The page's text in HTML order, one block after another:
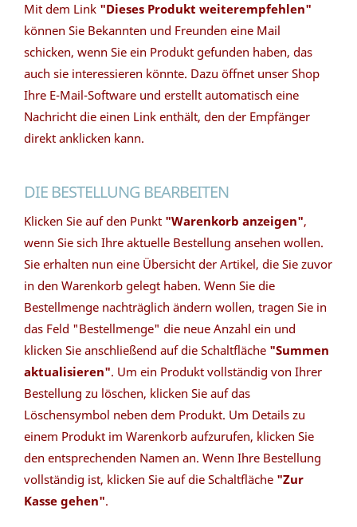
Mit dem Link "Dieses Produkt weiterempfehlen"
können Sie Bekannten und Freunden eine Mail
schicken, wenn Sie ein Produkt gefunden haben, das
auch sie interessieren könnte. Dazu öffnet unser Shop
Ihre E-Mail-Software und erstellt automatisch eine
Nachricht die einen Link enthält, den der Empfänger
direkt anklicken kann.
DIE BESTELLUNG BEARBEITEN
Klicken Sie auf den Punkt "Warenkorb anzeigen",
wenn Sie sich Ihre aktuelle Bestellung ansehen wollen.
Sie erhalten nun eine Übersicht der Artikel, die Sie zuvor
in den Warenkorb gelegt haben. Wenn Sie die
Bestellmenge nachträglich ändern wollen, tragen Sie in
das Feld "Bestellmenge" die neue Anzahl ein und
klicken Sie anschließend auf die Schaltfläche "Summen
aktualisieren". Um ein Produkt vollständig von Ihrer
Bestellung zu löschen, klicken Sie auf das
Löschensymbol neben dem Produkt. Um Details zu
einem Produkt im Warenkorb aufzurufen, klicken Sie
den entsprechenden Namen an. Wenn Ihre Bestellung
vollständig ist, klicken Sie auf die Schaltfläche "Zur
Kasse gehen".